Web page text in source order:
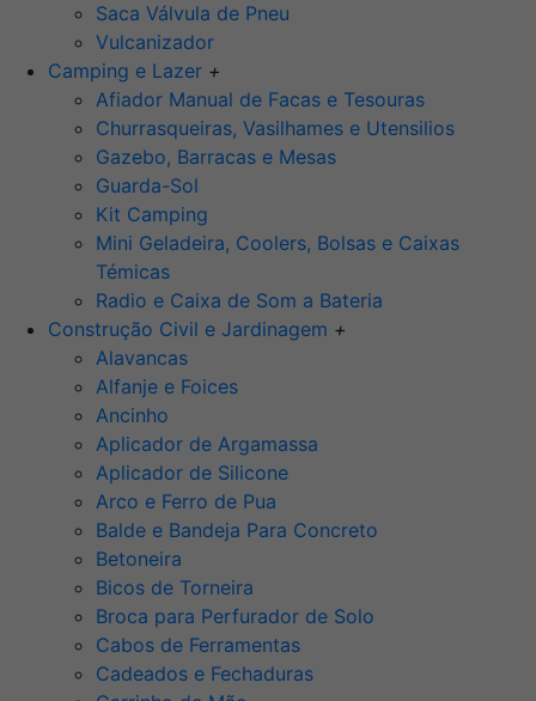
Saca Válvula de Pneu
Vulcanizador
Camping e Lazer +
Afiador Manual de Facas e Tesouras
Churrasqueiras, Vasilhames e Utensilios
Gazebo, Barracas e Mesas
Guarda-Sol
Kit Camping
Mini Geladeira, Coolers, Bolsas e Caixas
Témicas
Radio e Caixa de Som a Bateria
Construção Civil e Jardinagem +
Alavancas
Alfanje e Foices
Ancinho
Aplicador de Argamassa
Aplicador de Silicone
Arco e Ferro de Pua
Balde e Bandeja Para Concreto
Betoneira
Bicos de Torneira
Broca para Perfurador de Solo
Cabos de Ferramentas
Cadeados e Fechaduras